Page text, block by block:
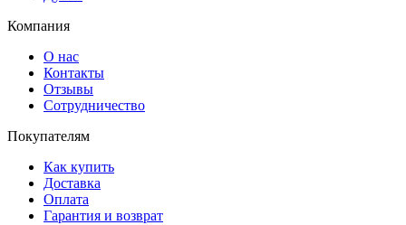
Компания
О нас
Контакты
Отзывы
Сотрудничество
Покупателям
Как купить
Доставка
Оплата
Гарантия и возврат